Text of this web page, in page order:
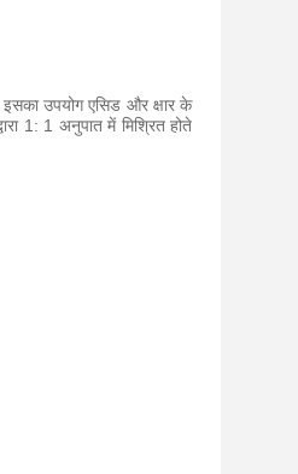
उपयोग एसिड और क्षार के
1: 1 अनुपात में मिश्रित होते